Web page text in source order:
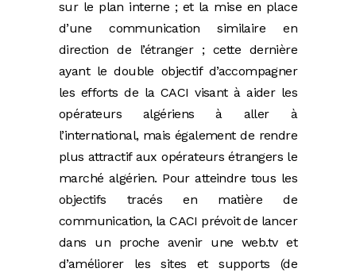
sur le plan interne ; et la mise en place
d’une communication similaire en
direction de l’étranger ; cette dernière
ayant le double objectif d’accompagner
les efforts de la CACI visant à aider les
opérateurs algériens à aller à
l’international, mais également de rendre
plus attractif aux opérateurs étrangers le
marché algérien. Pour atteindre tous les
objectifs tracés en matière de
communication, la CACI prévoit de lancer
dans un proche avenir une web.tv et
d’améliorer les sites et supports (de